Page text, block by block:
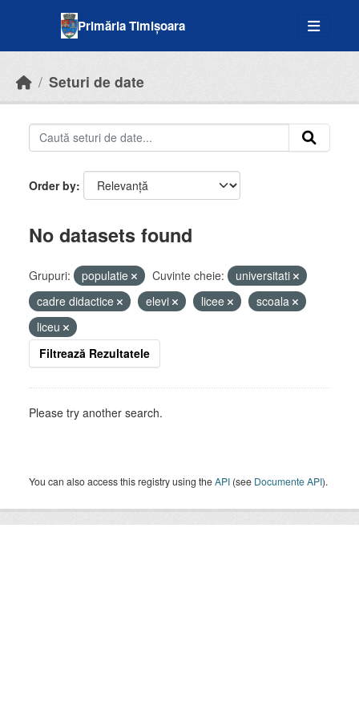
Primăria Timișoara
Seturi de date
Order by
No datasets found
Grupuri: populatie Cuvinte cheie:
universitati
cadre didactice
elevi licee
scoala
liceu
Filtrează Rezultatele
Please try another search.
You can also access this registry using theAPI (see Documente API).